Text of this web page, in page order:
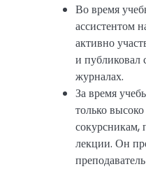
Во время
ассистентом
активно
и публиковал
журналах.
За время
только
сокурсникам,
лекции. Он